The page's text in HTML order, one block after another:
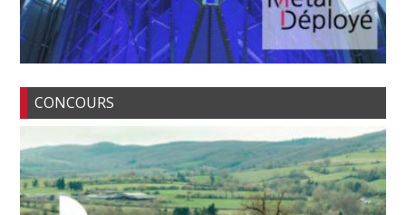
CONCOURS